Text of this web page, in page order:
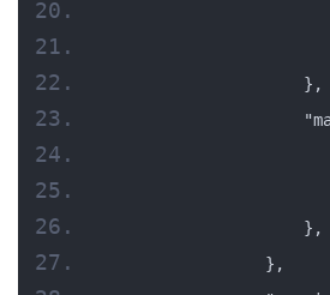
                    },
                    },
                },